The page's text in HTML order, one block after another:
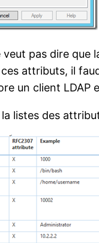
pas dire que
ces attributs, il
un client LDAP
listes des